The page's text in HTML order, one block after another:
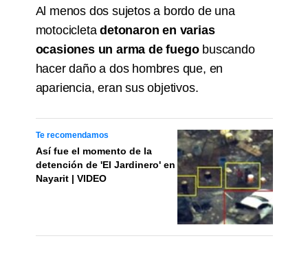
Al menos dos sujetos a bordo de una
motocicletadetonaron en varias
ocasiones un arma de fuegobuscando
hacer daño a dos hombres que, en
apariencia, eran sus objetivos.
Te recomendamos
Así fue el momento de la
detención de 'El Jardinero' en
Nayarit | VIDEO